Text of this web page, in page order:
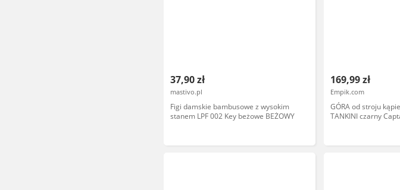
37,90 zł
mastivo.pl
Figi damskie bambusowe z wysokim
stanem LPF 002 Key beżowe BEŻOWY
169,99 zł
Empik.com
GÓRA od stroju
TANKINI czarny